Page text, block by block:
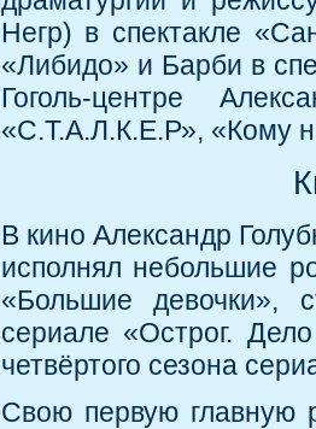
Негр) в спектакле
«Либидо» и Барби в
Гоголь-центре
«С.Т.А.Л.К.Е.Р», «Кому
В кино Александр
исполнял небольшие
«Большие девочки»,
сериале «Острог.
четвёртого сезона
Свою первую главную